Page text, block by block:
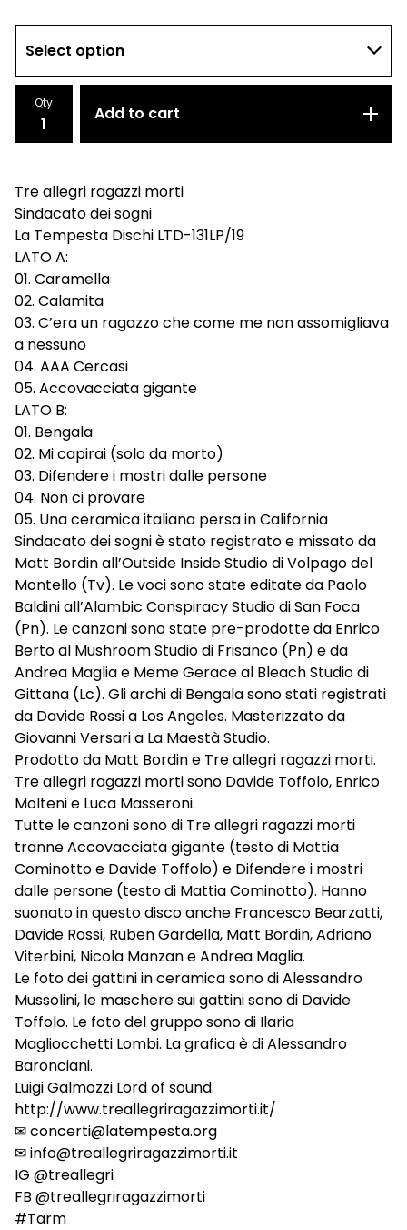
Qty
Add to cart
Tre allegri ragazzi morti
Sindacato dei sogni
La Tempesta Dischi LTD-131LP/19
LATO A:
01. Caramella
02. Calamita
03. C’era un ragazzo che come me non assomigliava
a nessuno
04. AAA Cercasi
05. Accovacciata gigante
LATO B:
01. Bengala
02. Mi capirai (solo da morto)
03. Difendere i mostri dalle persone
04. Non ci provare
05. Una ceramica italiana persa in California
Sindacato dei sogni è stato registrato e missato da
Matt Bordin all’Outside Inside Studio di Volpago del
Montello (Tv). Le voci sono state editate da Paolo
Baldini all’Alambic Conspiracy Studio di San Foca
(Pn). Le canzoni sono state pre-prodotte da Enrico
Berto al Mushroom Studio di Frisanco (Pn) e da
Andrea Maglia e Meme Gerace al Bleach Studio di
Gittana (Lc). Gli archi di Bengala sono stati registrati
da Davide Rossi a Los Angeles. Masterizzato da
Giovanni Versari a La Maestà Studio.
Prodotto da Matt Bordin e Tre allegri ragazzi morti.
Tre allegri ragazzi morti sono Davide Toffolo, Enrico
Molteni e Luca Masseroni.
Tutte le canzoni sono di Tre allegri ragazzi morti
tranne Accovacciata gigante (testo di Mattia
Cominotto e Davide Toffolo) e Difendere i mostri
dalle persone (testo di Mattia Cominotto). Hanno
suonato in questo disco anche Francesco Bearzatti,
Davide Rossi, Ruben Gardella, Matt Bordin, Adriano
Viterbini, Nicola Manzan e Andrea Maglia.
Le foto dei gattini in ceramica sono di Alessandro
Mussolini, le maschere sui gattini sono di Davide
Toffolo. Le foto del gruppo sono di Ilaria
Magliocchetti Lombi. La grafica è di Alessandro
Baronciani.
Luigi Galmozzi Lord of sound.
http://www.treallegriragazzimorti.it/
✉concerti@latempesta.org
✉info@treallegriragazzimorti.it
IG @treallegri
FB @treallegriragazzimorti
#Tarm